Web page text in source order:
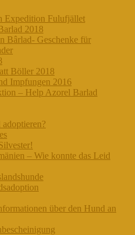
Expedition Fulufjället
2018
Bârlad- Geschenke für
Böller 2018
Impfungen 2016
– Help Azorel Barlad
– Wie konnte das Leid
über den Hund an